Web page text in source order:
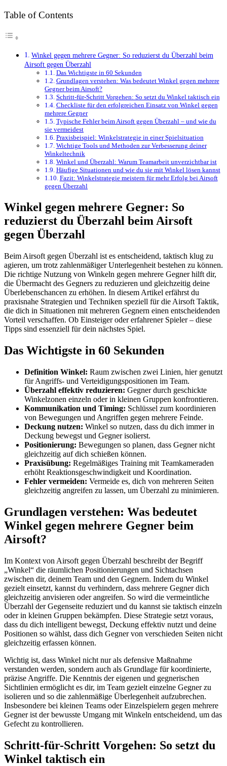
Table of Contents
Winkel gegen mehrere Gegner: So reduzierst du Überzahl beim
Airsoft gegen Überzahl
Das Wichtigste in 60 Sekunden
Grundlagen verstehen: Was bedeutet Winkel gegen mehrere
Gegner beim Airsoft?
Schritt-für-Schritt Vorgehen: So setzt du Winkel taktisch ein
Checkliste für den erfolgreichen Einsatz von Winkel gegen
mehrere Gegner
Typische Fehler beim Airsoft gegen Überzahl – und wie du
sie vermeidest
Praxisbeispiel: Winkelstrategie in einer Spielsituation
Wichtige Tools und Methoden zur Verbesserung deiner
Winkeltechnik
Winkel und Überzahl: Warum Teamarbeit unverzichtbar ist
Häufige Situationen und wie du sie mit Winkel lösen kannst
Fazit: Winkelstrategie meistern für mehr Erfolg bei Airsoft
gegen Überzahl
Winkel gegen mehrere Gegner: So
reduzierst du Überzahl beim Airsoft
gegen Überzahl
Beim Airsoft gegen Überzahl ist es entscheidend, taktisch klug zu
agieren, um trotz zahlenmäßiger Unterlegenheit bestehen zu können.
Die richtige Nutzung von Winkeln gegen mehrere Gegner hilft dir,
die Übermacht des Gegners zu reduzieren und gleichzeitig deine
Überlebenschancen zu erhöhen. In diesem Artikel erfährst du
praxisnahe Strategien und Techniken speziell für die Airsoft Taktik,
die dich in Situationen mit mehreren Gegnern einen entscheidenden
Vorteil verschaffen. Ob Einsteiger oder erfahrener Spieler – diese
Tipps sind essenziell für dein nächstes Spiel.
Das Wichtigste in 60 Sekunden
Definition Winkel: Raum zwischen zwei Linien, hier genutzt
für Angriffs- und Verteidigungspositionen im Team.
Überzahl effektiv reduzieren: Gegner durch geschickte
Winkelzonen einzeln oder in kleinen Gruppen konfrontieren.
Kommunikation und Timing: Schlüssel zum koordinieren
von Bewegungen und Angriffen gegen mehrere Feinde.
Deckung nutzen: Winkel so nutzen, dass du dich immer in
Deckung bewegst und Gegner isolierst.
Positionierung: Bewegungen so planen, dass Gegner nicht
gleichzeitig auf dich schießen können.
Praxisübung: Regelmäßiges Training mit Teamkameraden
erhöht Reaktionsgeschwindigkeit und Koordination.
Fehler vermeiden: Vermeide es, dich von mehreren Seiten
gleichzeitig angreifen zu lassen, um Überzahl zu minimieren.
Grundlagen verstehen: Was bedeutet
Winkel gegen mehrere Gegner beim
Airsoft?
Im Kontext von Airsoft gegen Überzahl beschreibt der Begriff
„Winkel“ die räumlichen Positionierungen und Sichtachsen
zwischen dir, deinem Team und den Gegnern. Indem du Winkel
gezielt einsetzt, kannst du verhindern, dass mehrere Gegner dich
gleichzeitig anvisieren oder angreifen. So wird die vermeintliche
Überzahl der Gegenseite reduziert und du kannst sie taktisch einzeln
oder in kleinen Gruppen bekämpfen. Diese Strategie setzt voraus,
dass du dich intelligent bewegst, Deckung effektiv nutzt und deine
Positionen so wählst, dass dich Gegner von verschieden Seiten nicht
gleichzeitig erfassen können.
Wichtig ist, dass Winkel nicht nur als defensive Maßnahme
verstanden werden, sondern auch als Grundlage für koordinierte,
präzise Angriffe. Die Kenntnis der eigenen und gegnerischen
Sichtlinien ermöglicht es dir, im Team gezielt einzelne Gegner zu
isolieren und so die zahlenmäßige Überlegenheit aufzubrechen.
Insbesondere bei kleinen Teams oder Einzelspielern gegen mehrere
Gegner ist der bewusste Umgang mit Winkeln entscheidend, um das
Gefecht zu kontrollieren.
Schritt-für-Schritt Vorgehen: So setzt du
Winkel taktisch ein